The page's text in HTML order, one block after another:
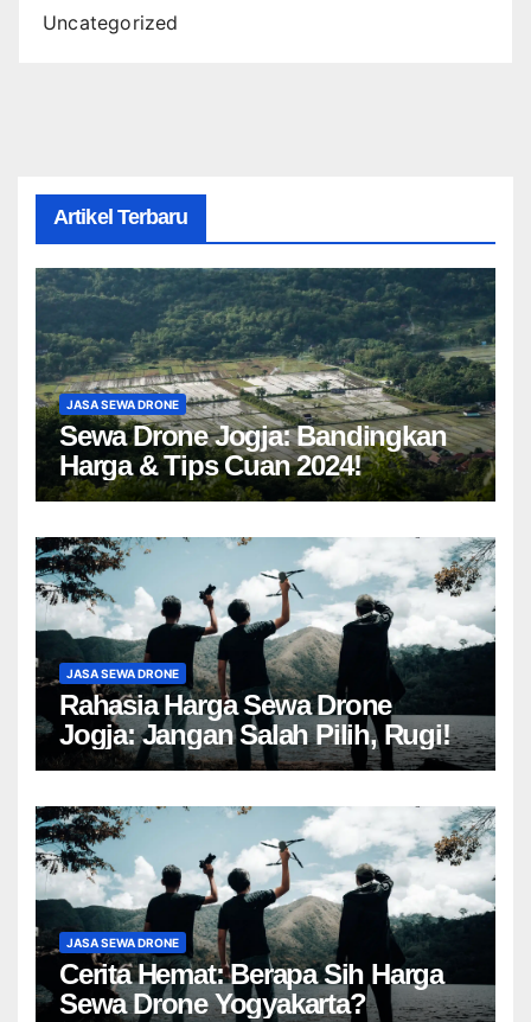
Uncategorized
Artikel Terbaru
JASA SEWA DRONE
Sewa Drone Jogja: Bandingkan
Harga & Tips Cuan 2024!
JASA SEWA DRONE
Rahasia Harga Sewa Drone
Jogja: Jangan Salah Pilih, Rugi!
JASA SEWA DRONE
Cerita Hemat: Berapa Sih Harga
Sewa Drone Yogyakarta?